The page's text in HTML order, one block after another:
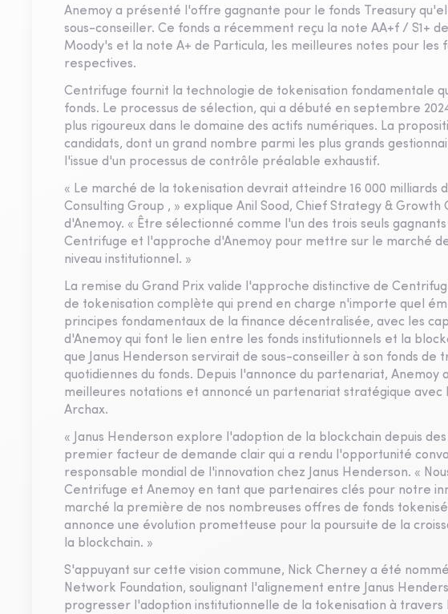
Anemoy a présenté l'offre gagnante pour le fonds Treasury
sous-conseiller. Ce fonds a récemment reçu la note AA+f / S1+
Moody's et la note A+ de Particula, les meilleures notes pour les
respectives.
Centrifuge fournit la technologie de tokenisation fondamentale
fonds. Le processus de sélection, qui a débuté en septembre
plus rigoureux dans le domaine des actifs numériques. La
candidats, dont un grand nombre parmi les plus grands
l'issue d'un processus de contrôle préalable exhaustif.
« Le marché de la tokenisation devrait atteindre 16 000 milliards
Consulting Group , » explique Anil Sood, Chief Strategy &
d'Anemoy. « Être sélectionné comme l'un des trois seuls
Centrifuge et l'approche d'Anemoy pour mettre sur le marché
niveau institutionnel. »
La remise du Grand Prix valide l'approche distinctive de
de tokenisation complète qui prend en charge n'importe quel
principes fondamentaux de la finance décentralisée, avec les
d'Anemoy qui font le lien entre les fonds institutionnels et la
que Janus Henderson servirait de sous-conseiller à son fonds
quotidiennes du fonds. Depuis l'annonce du partenariat, Anemoy
meilleures notations et annoncé un partenariat stratégique
Archax.
« Janus Henderson explore l'adoption de la blockchain depuis
premier facteur de demande clair qui a rendu l'opportunité
responsable mondial de l'innovation chez Janus Henderson. «
Centrifuge et Anemoy en tant que partenaires clés pour notre
marché la première de nos nombreuses offres de fonds
annonce une évolution prometteuse pour la poursuite de la
la blockchain. »
S'appuyant sur cette vision commune, Nick Cherney a été
Network Foundation, soulignant l'alignement entre Janus
progresser l'adoption institutionnelle de la tokenisation à travers